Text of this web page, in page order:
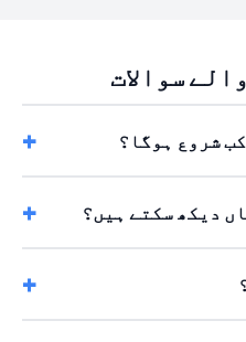
سوالات
شروع ہوگا؟
دیکھ سکتے ہیں؟